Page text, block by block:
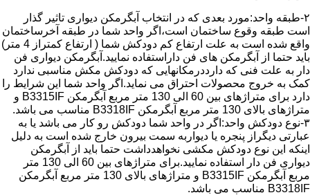
۲-طبقه واحد:مورد بعدی که در انتخاب آبگرمکن دیواری تاثیر گذار
است طبقه وقوع ساختمان است،اگر واحد شما در طبقه آخرساختمان
واقع شده است به علت ارتفاع کم دودکش شما ( ارتفاع کمتراز 4 متر)
باید حتما از آبگرمکن های فن داراستفاده نمایید.آبگرمکن دیواری فن
دار به علت فنی که دارددرمکانهایی که دودکش مکش مناسبی ندارد
کمک به خروج محصولات احتراق می نماید.اگر واحد شما این شرایط را
دارد برای متراژهای بین 60 الی 130 متر مربع آبگرمکن B3315IF و
متراژهای بالای 130 متر مربع آبگرمکن B3318IF مناسب می باشد.
۳-نوع دودکش واحد:اگر در واحد شما دودکش رو کار می باشد یا به
عبارتی دیگراز پنجره یا دیواربه سمت بیرون خارج شده است به دلیل
اینکه این نوع دودکش مکشی نخواهدداشت حتما باید از آبگرمکن
دیواری فن دار استفاده نمایید.برای متراژهای بین 60 الی 130 متر
مربع آبگرمکن B3315IF و متراژهای بالای 130 متر مربع آبگرمکن
B3318IF مناسب می باشد.